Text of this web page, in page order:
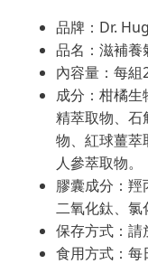
品牌：Dr.
品名：滋補養
內容量：每組
成分：柑橘
精萃取物、石
物、紅球薑萃
人參萃取物。
膠囊成分：羥
二氧化鈦、氯
保存方式：請
食用方式：每